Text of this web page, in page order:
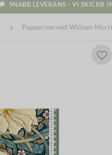
SNABB LEVERANS - VI SKICKR
Pappersservett William